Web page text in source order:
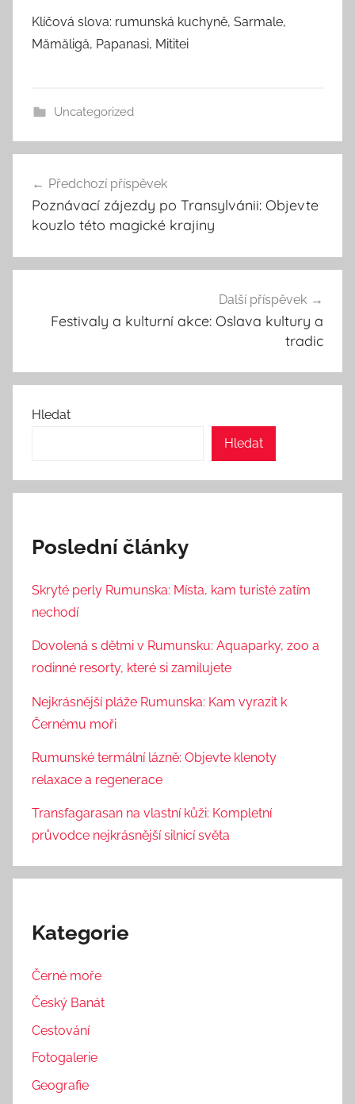
Klíčová slova: rumunská kuchyně, Sarmale,
Mămăligă, Papanasi, Mititei
Uncategorized
pro
příspěvek
Předchozí příspěvek
Poznávací zájezdy po Transylvánii: Objevte
kouzlo této magické krajiny
Další příspěvek
Festivaly a kulturní akce: Oslava kultury a
tradic
Hledat
Hledat
Poslední články
Skryté perly Rumunska: Místa, kam turisté zatím
nechodí
Dovolená s dětmi v Rumunsku: Aquaparky, zoo a
rodinné resorty, které si zamilujete
Nejkrásnější pláže Rumunska: Kam vyrazit k
Černému moři
Rumunské termální lázně: Objevte klenoty
relaxace a regenerace
Transfagarasan na vlastní kůži: Kompletní
průvodce nejkrásnější silnicí světa
Kategorie
Černé moře
Český Banát
Cestování
Fotogalerie
Geografie